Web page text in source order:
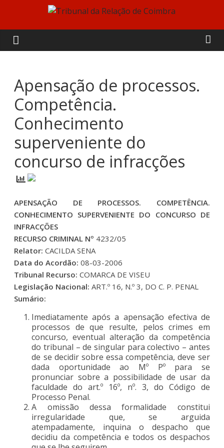
content
Tribunal
da
Relação
de
Coimbra
Apensação de processos.
Competência.
Conhecimento
superveniente do
concurso de infracções
APENSAÇÃO DE PROCESSOS. COMPETÊNCIA.
CONHECIMENTO SUPERVENIENTE DO CONCURSO DE
INFRACÇÕES
RECURSO CRIMINAL Nº 4232/05
Relator: CACILDA SENA
Data do Acordão:08-03-2006
Tribunal Recurso:COMARCA DE VISEU
Legislação Nacional:ART.º 16, N.º 3, DO C. P. PENAL
Sumário:
Imediatamente após a apensação efectiva de
processos de que resulte, pelos crimes em
concurso, eventual alteração da competência
do tribunal – de singular para colectivo – antes
de se decidir sobre essa competência, deve ser
dada oportunidade ao Mº Pº para se
pronunciar sobre a possibilidade de usar da
faculdade do art.º 16º, nº. 3, do Código de
Processo Penal.
A omissão dessa formalidade constitui
irregularidade que, se arguida
atempadamente, inquina o despacho que
decidiu da competência e todos os despachos